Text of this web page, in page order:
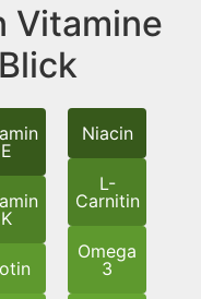
Vitamine
E
K
Niacin
L-
Carnitin
Omega
3